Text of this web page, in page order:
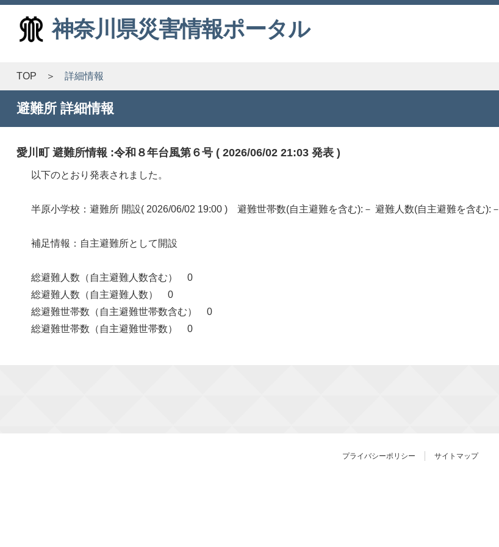
神奈川県災害情報ポータル
TOP 詳細情報
避難所 詳細情報
愛川町 避難所情報 :令和８年台風第６号 ( 2026/06/02 21:03 発表 )
以下のとおり発表されました。
半原小学校：避難所 開設( 2026/06/02 19:00 ) 避難世帯数(自主避難を含む):－ 避難人数(自主避難を含む):－
補足情報：自主避難所として開設
総避難人数（自主避難人数含む） 0
総避難人数（自主避難人数） 0
総避難世帯数（自主避難世帯数含む） 0
総避難世帯数（自主避難世帯数） 0
プライバシーポリシー サイトマップ